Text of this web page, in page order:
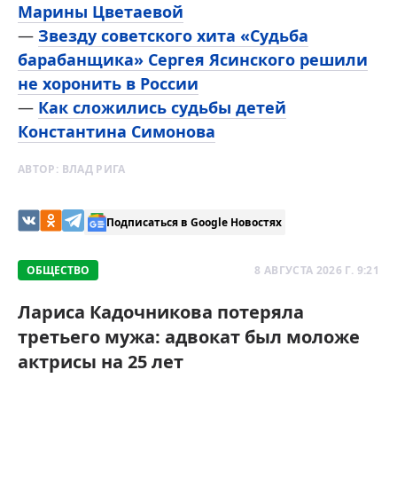
Марины Цветаевой
— Звезду советского хита «Судьба
барабанщика» Сергея Ясинского решили
не хоронить в России
— Как сложились судьбы детей
Константина Симонова
АВТОР: ВЛАД РИГА
Подписаться в Google Новостях
ОБЩЕСТВО 8 АВГУСТА 2026 Г. 9:21
Лариса Кадочникова потеряла
третьего мужа: адвокат был моложе
актрисы на 25 лет